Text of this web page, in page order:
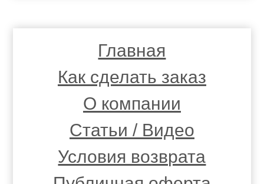
Главная
Как сделать заказ
О компании
Статьи / Видео
Условия возврата